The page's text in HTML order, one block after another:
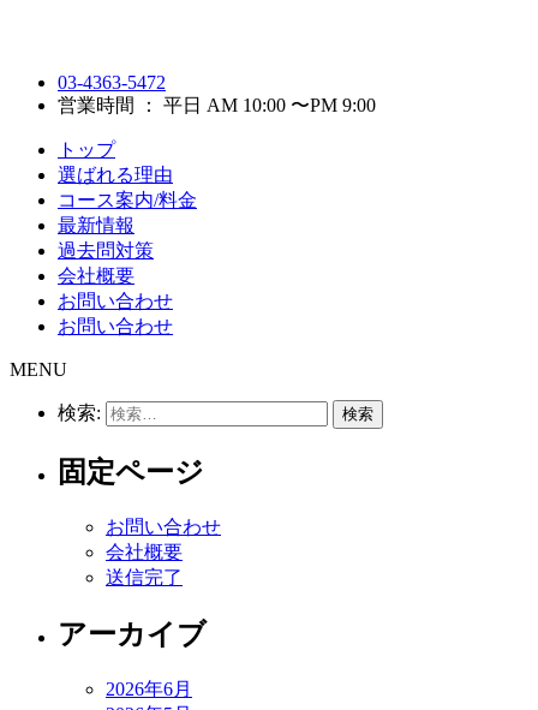
03-4363-5472
営業時間 ： 平日 AM 10:00 〜PM 9:00
トップ
選ばれる理由
コース案内/料金
最新情報
過去問対策
会社概要
お問い合わせ
お問い合わせ
MENU
検索:
固定ページ
お問い合わせ
会社概要
送信完了
アーカイブ
2026年6月